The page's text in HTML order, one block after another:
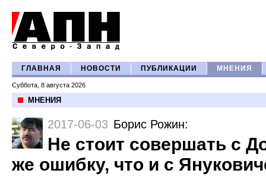
ГЛАВНАЯ НОВОСТИ ПУБЛИКАЦИИ МНЕНИЯ
Суббота, 8 августа 2026
МНЕНИЯ
2017-06-03 Борис Рожин:
Не стоит совершать с
же ошибку, что и с